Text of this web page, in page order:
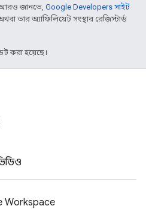
আরও জানতে, Google Developers সাইট
তার অ্যাফিলিয়েট সংস্থার রেজিস্টার্ড
করা হয়েছে।
Workspace